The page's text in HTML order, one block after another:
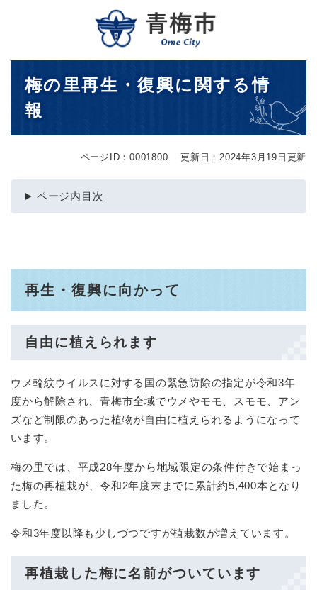
メニューを飛ばして本文へ
梅の里再生・復興に関する情
報
ページID：0001800 更新日：2024年3月19日更新
ページ内目次
再生・復興に向かって
自由に植えられます
ウメ輪紋ウイルスに対する国の緊急防除の指定が令和3年
度から解除され、青梅市全域でウメやモモ、スモモ、アン
ズなど制限のあった植物が自由に植えられるようになって
います。
梅の里では、平成28年度から地域限定の条件付きで始まっ
た梅の再植栽が、令和2年度末までに累計約5,400本となり
ました。
令和3年度以降も少しづつですが植栽数が増えています。
再植栽した梅に名前がついています